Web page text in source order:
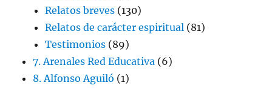
Relatos breves (130)
Relatos de carácter espiritual (81)
Testimonios (89)
7. Arenales Red Educativa (6)
8. Alfonso Aguiló (1)